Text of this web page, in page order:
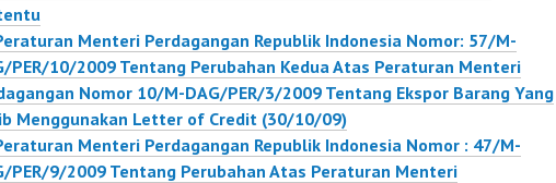
Menteri Perdagangan Republik Indonesia Nomor: 57/M-
PER/10/2009 Tentang Perubahan Kedua Atas Peraturan Menteri
Nomor 10/M-DAG/PER/3/2009 Tentang Ekspor Barang Yang
Menggunakan Letter of Credit (30/10/09)
Menteri Perdagangan Republik Indonesia Nomor : 47/M-
PER/9/2009 Tentang Perubahan Atas Peraturan Menteri